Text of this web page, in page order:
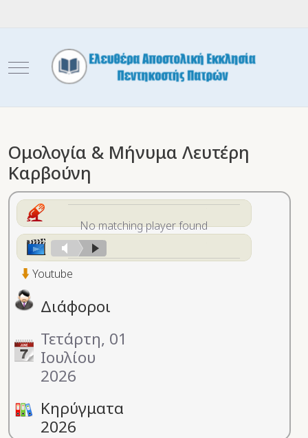
Mobile Menu Toggle
Ομολογία & Μήνυμα Λευτέρη
Καρβούνη
No matching player found
Youtube
Διάφοροι
Τετάρτη, 01
Ιουλίου
2026
Κηρύγματα
2026